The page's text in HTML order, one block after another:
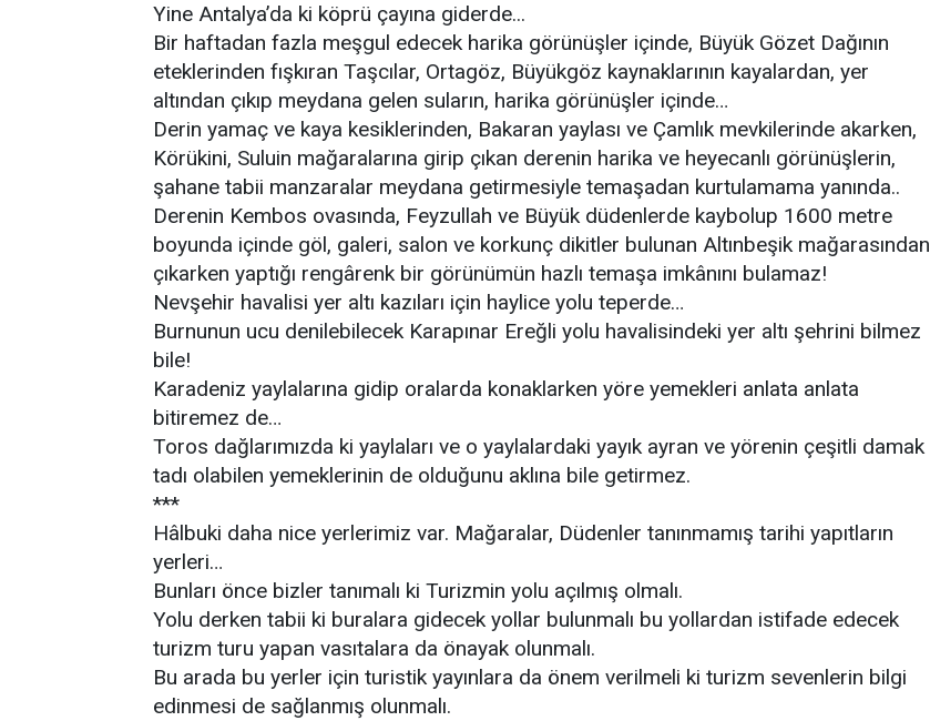
Yine Antalya’da ki köprü çayına giderde...
Bir haftadan fazla meşgul edecek harika görünüşler içinde, Büyük Gözet Dağının
eteklerinden fışkıran Taşcılar, Ortagöz, Büyükgöz kaynaklarının kayalardan, yer
altından çıkıp meydana gelen suların, harika görünüşler içinde…
Derin yamaç ve kaya kesiklerinden, Bakaran yaylası ve Çamlık mevkilerinde akarken,
Körükini, Suluin mağaralarına girip çıkan derenin harika ve heyecanlı görünüşlerin,
şahane tabii manzaralar meydana getirmesiyle temaşadan kurtulamama yanında..
Derenin Kembos ovasında, Feyzullah ve Büyük düdenlerde kaybolup 1600 metre
boyunda içinde göl, galeri, salon ve korkunç dikitler bulunan Altınbeşik mağarasından
çıkarken yaptığı rengârenk bir görünümün hazlı temaşa imkânını bulamaz!
Nevşehir havalisi yer altı kazıları için haylice yolu teperde…
Burnunun ucu denilebilecek Karapınar Ereğli yolu havalisindeki yer altı şehrini bilmez
bile!
Karadeniz yaylalarına gidip oralarda konaklarken yöre yemekleri anlata anlata
bitiremez de…
Toros dağlarımızda ki yaylaları ve o yaylalardaki yayık ayran ve yörenin çeşitli damak
tadı olabilen yemeklerinin de olduğunu aklına bile getirmez.
***
Hâlbuki daha nice yerlerimiz var. Mağaralar, Düdenler tanınmamış tarihi yapıtların
yerleri…
Bunları önce bizler tanımalı ki Turizmin yolu açılmış olmalı.
Yolu derken tabii ki buralara gidecek yollar bulunmalı bu yollardan istifade edecek
turizm turu yapan vasıtalara da önayak olunmalı.
Bu arada bu yerler için turistik yayınlara da önem verilmeli ki turizm sevenlerin bilgi
edinmesi de sağlanmış olunmalı.